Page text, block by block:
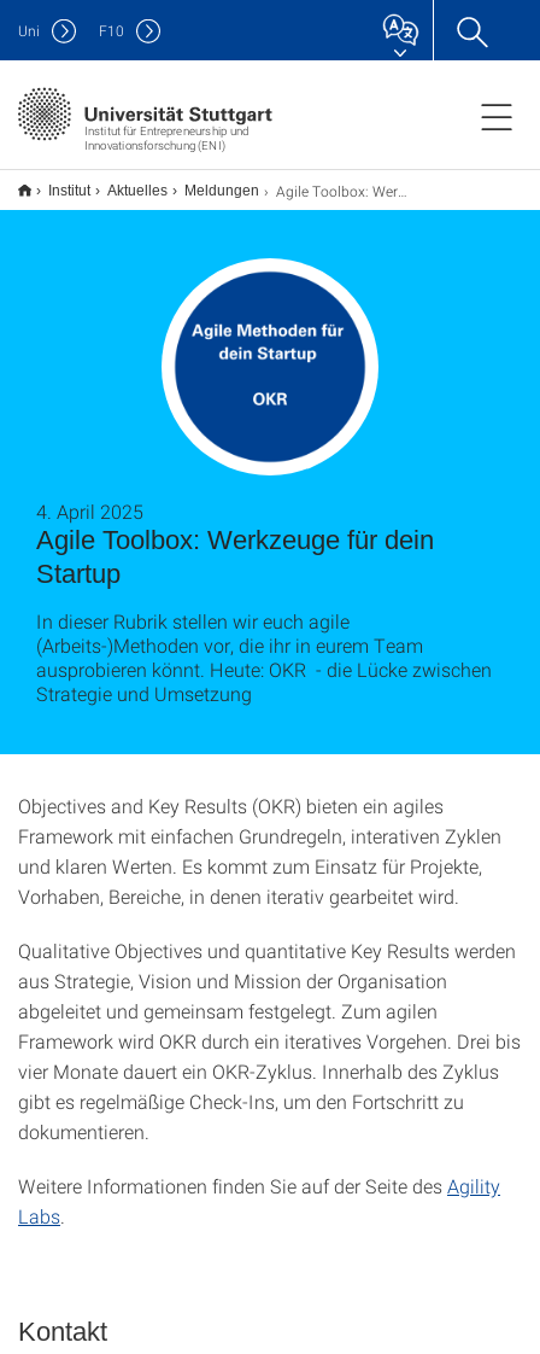
Institut für Entrepreneurship und
Innovationsforschung (ENI)
Uni F10
Institut Aktuelles Meldungen Agile Toolbox: Werkzeuge für dein Startup
Agile Toolbox: Werkzeuge für dein
Startup
4. April 2025
In dieser Rubrik stellen wir euch agile
(Arbeits-)Methoden vor, die ihr in eurem Team
ausprobieren könnt. Heute: OKR - die Lücke zwischen
Strategie und Umsetzung
Objectives and Key Results (OKR) bieten ein agiles
Framework mit einfachen Grundregeln, interativen Zyklen
und klaren Werten. Es kommt zum Einsatz für Projekte,
Vorhaben, Bereiche, in denen iterativ gearbeitet wird.
Qualitative Objectives und quantitative Key Results werden
aus Strategie, Vision und Mission der Organisation
abgeleitet und gemeinsam festgelegt. Zum agilen
Framework wird OKR durch ein iteratives Vorgehen. Drei bis
vier Monate dauert ein OKR-Zyklus. Innerhalb des Zyklus
gibt es regelmäßige Check-Ins, um den Fortschritt zu
dokumentieren.
Weitere Informationen finden Sie auf der Seite desAgility
Labs
Kontakt